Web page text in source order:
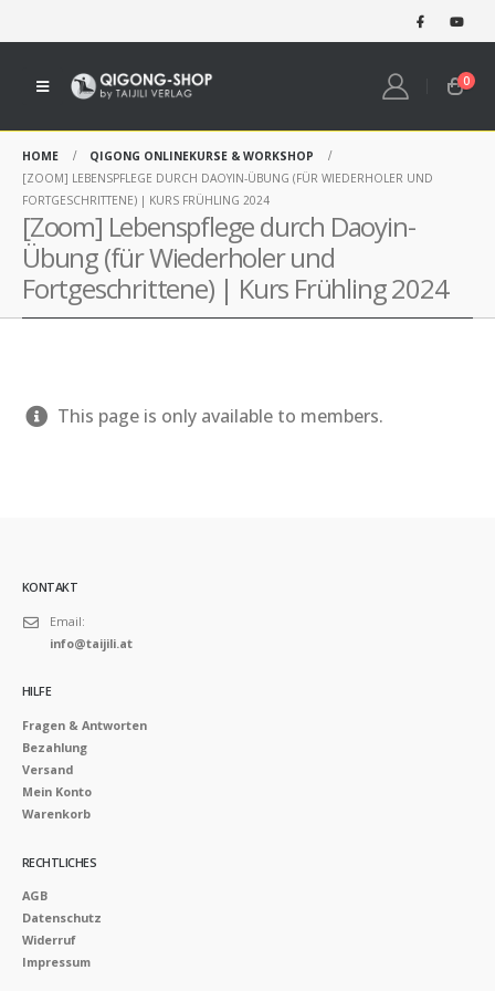
0
HOME
QIGONG ONLINEKURSE & WORKSHOP
[ZOOM] LEBENSPFLEGE DURCH DAOYIN-ÜBUNG (FÜR WIEDERHOLER UND
FORTGESCHRITTENE) | KURS FRÜHLING 2024
[Zoom] Lebenspflege durch Daoyin-
Übung (für Wiederholer und
Fortgeschrittene) | Kurs Frühling 2024
This page is only available to members.
KONTAKT
Email:
info@taijili.at
HILFE
Fragen & Antworten
Bezahlung
Versand
Mein Konto
Warenkorb
RECHTLICHES
AGB
Datenschutz
Widerruf
Impressum